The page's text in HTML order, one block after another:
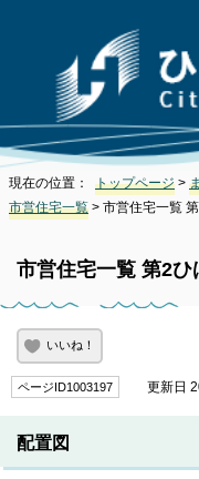
現在の位置： トップページ >
市営住宅一覧 > 市営住宅一覧
市営住宅一覧 第2ひ
いいね！
ページID1003197 更新日
配置図